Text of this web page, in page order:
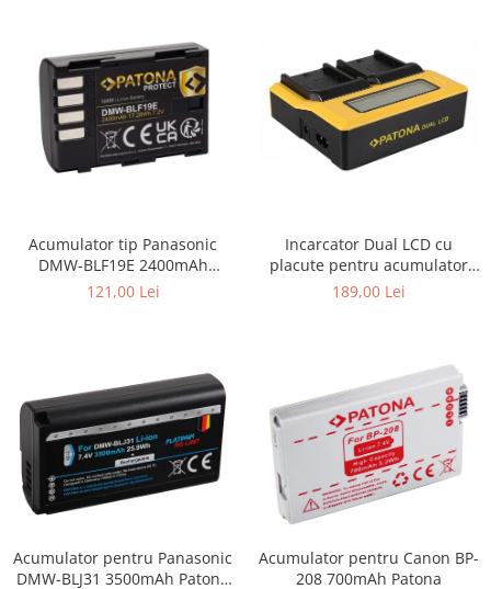
Acumulator tip Panasonic
DMW-BLF19E 2400mAh
Patona Protect
121,00 Lei
Incarcator Dual LCD cu
placute pentru acumulator
Sony NP-F970 Patona
189,00 Lei
Acumulator pentru Panasonic
DMW-BLJ31 3500mAh Patona
Acumulator pentru Canon BP-
208 700mAh Patona